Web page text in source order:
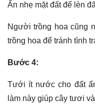
Ấn nhẹ mặt đất để lèn
Người trồng hoa cũng
trồng hoa để tránh tình
Bước 4:
Tưới ít nước cho đất
làm này giúp cây tươi